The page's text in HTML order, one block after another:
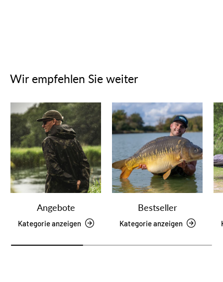
Wir empfehlen Sie weiter
Angebote
Kategorie anzeigen
Bestseller
Kategorie anzeigen